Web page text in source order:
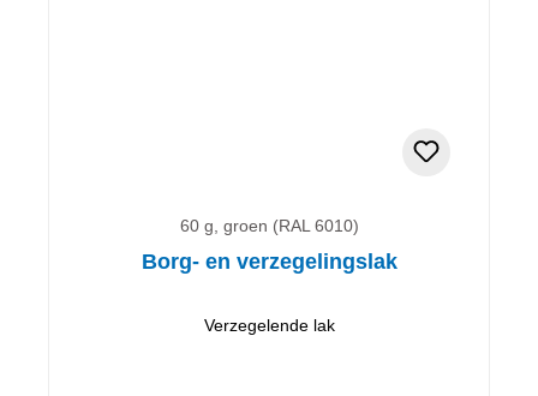
60 g, groen (RAL 6010)
Borg- en verzegelingslak
Verzegelende lak